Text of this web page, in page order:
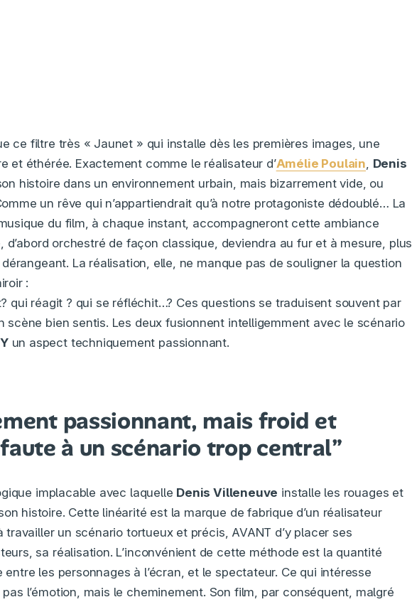
ce filtre très « Jaunet » qui installe dès les premières images, une
et éthérée. Exactement comme le réalisateur d’Amélie Poulain Denis
histoire dans un environnement urbain, mais bizarrement vide, ou
un rêve qui n’appartiendrait qu’à notre protagoniste dédoublé… La
du film, à chaque instant, accompagneront cette ambiance
d’abord orchestré de façon classique, deviendra au fur et à mesure, plus
La réalisation, elle, ne manque pas de souligner la question
:
qui réagit ? qui se réfléchit…? Ces questions se traduisent souvent par
scène bien sentis. Les deux fusionnent intelligemment avec le scénario
un aspect techniquement passionnant.
passionnant, mais froid et
à un scénario trop central”
implacable avec laquelle Denis Villeneuve installe les rouages et
histoire. Cette linéarité est la marque de fabrique d’un réalisateur
travailler un scénario tortueux et précis, AVANT d’y placer ses
sa réalisation. L’inconvénient de cette méthode est la quantité
entre les personnages à l’écran, et le spectateur. Ce qui intéresse
pas l’émotion, mais le cheminement. Son film, par conséquent, malgré